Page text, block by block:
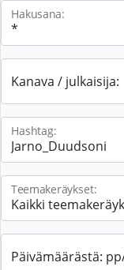
Hakusana:
Kanava / julkaisija:
Hashtag:
Teemakeräykset:
Päivämäärästä: